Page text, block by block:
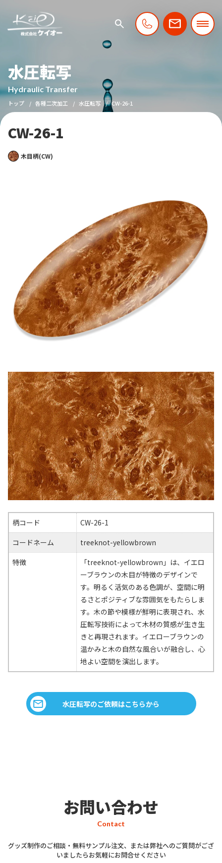
水圧転写
Hydraulic Transfer
トップ 各種二次加工 水圧転写 CW-26-1
CW-26-1
木目柄(CW)
柄コード
CW-26-1
コードネーム
treeknot-yellowbrown
特徴
「treeknot-yellowbrown」は、イエロ
ーブラウンの木目が特徴のデザインで
す。明るく活気のある色調が、空間に明
るさとポジティブな雰囲気をもたらしま
す。木の節や模様が鮮明に表現され、水
圧転写技術によって木材の質感が生き生
きと再現されます。イエローブラウンの
温かみと木の自然な風合いが融合し、心
地よい空間を演出します。
水圧転写のご依頼はこちらから
お問い合わせ
Contact
グッズ制作のご相談・無料サンプル注文、または弊社へのご質問がござ
いましたらお気軽にお問合せください